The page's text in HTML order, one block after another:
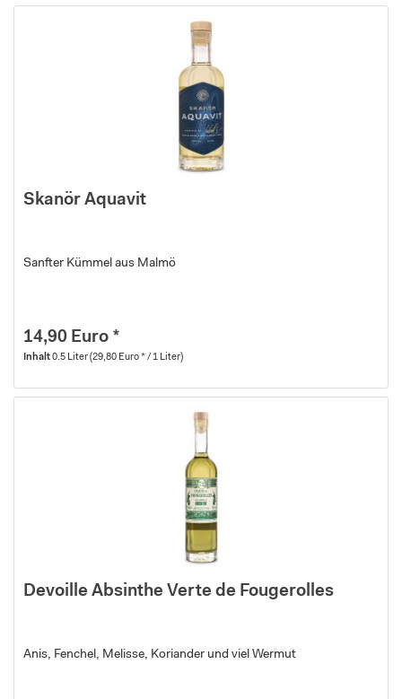
Skanör Aquavit
Sanfter Kümmel aus Malmö
14,90 Euro *
Inhalt0.5 Liter(29,80 Euro * / 1 Liter)
Devoille Absinthe Verte de Fougerolles
Anis, Fenchel, Melisse, Koriander und viel Wermut